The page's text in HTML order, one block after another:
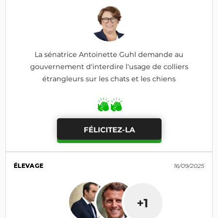
La sénatrice Antoinette Guhl demande au
gouvernement d'interdire l'usage de colliers
étrangleurs sur les chats et les chiens
FÉLICITEZ-LA
ÉLEVAGE 16/09/2025
+1